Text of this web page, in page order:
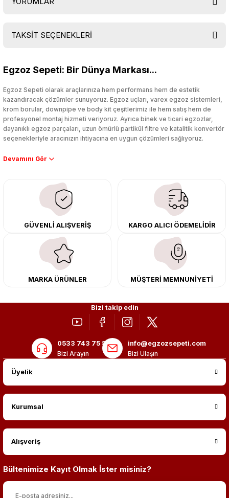
TAKSİT SEÇENEKLERİ
Egzoz Sepeti: Bir Dünya Markası...
Egzoz Sepeti olarak araçlarınıza hem performans hem de estetik
kazandıracak çözümler sunuyoruz. Egzoz uçları, varex egzoz sistemleri,
krom borular, downpipe ve body kit çeşitlerimiz ile hem satış hem de
profesyonel montaj hizmeti veriyoruz. Ayrıca binek ve ticari egzozlar,
dayanıklı egzoz parçaları, uzun ömürlü partikül filtre ve katalitik konvertör
seçenekleriyle aracınızın ihtiyacına en uygun çözümleri sağlıyoruz.
Performans artışı isteyen sürücüler için özel performans egzozları ve
çıkma orijinal ürünler ile yenileyebilir, body kit uygulamalarıyla aracınızın
tasarımını ve aerodinamisini üst seviyeye taşıyabilirsiniz.
Tüm ürünlerimiz orijinal, dayanıklı ve uzun ömürlüdür. İstanbul’daki montaj
merkezimizde profesyonel montaj yapıyor, Türkiye’nin her yerine güvenli
kargo ile teslimat gerçekleştiriyoruz. Aracınıza değer katmak için doğru
adres: Egzoz Sepeti.
GÜVENLİ ALIŞVERİŞ KARGO ALICI ÖDEMELİDİR
MARKA ÜRÜNLER MÜŞTERİ MEMNUNİYETİ
Bizi takip edin
0533 743 75 56
Bizi Arayın
info@egzozsepeti.com
Bizi Ulaşın
Üyelik
Kurumsal
Alışveriş
Bültenimize Kayıt Olmak İster misiniz?